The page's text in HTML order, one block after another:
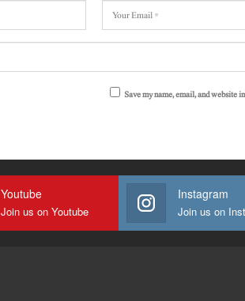
Save my name, email, and
Youtube
Join us on Youtube
Instagram
Join us on